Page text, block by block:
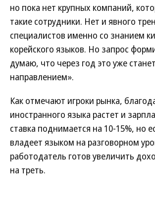
но пока нет крупных компаний,
такие сотрудники. Нет и явного
специалистов именно со знанием
корейского языков. Но запрос
думаю, что через год это уже
направлением».
Как отмечают игроки рынка,
иностранного языка растет и
ставка поднимается на 10-15%, но
владеет языком на разговорном
работодатель готов увеличить
на треть.